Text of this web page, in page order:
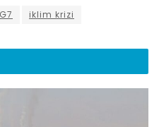
G7 iklim krizi